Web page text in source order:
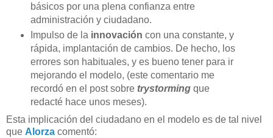
básicos por una plena confianza entre
administración y ciudadano.
Impulso de la innovación con una constante, y
rápida, implantación de cambios. De hecho, los
errores son habituales, y es bueno tener para ir
mejorando el modelo, (este comentario me
recordó en el post sobre trystorming que
redacté hace unos meses).
Esta implicación del ciudadano en el modelo es de tal nivel
que Alorza comentó: